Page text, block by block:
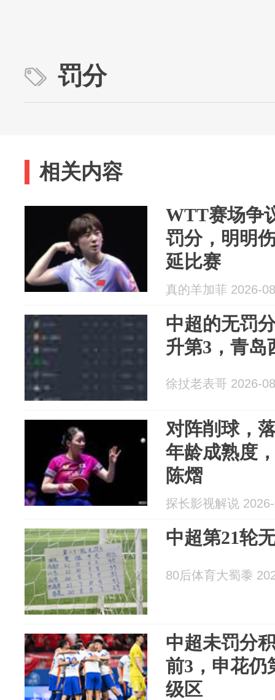
罚分
相关内容
WTT赛场争
罚分，明明
延比赛
真的羊加菲 2026-
中超的无罚
升第3，青岛
徐扙老表哥 2026-
对阵削球，
年龄成熟度
陈熠
探长影视解说
中超第21轮
80后体育大蜀黍
中超未罚分
前3，申花仍
级区